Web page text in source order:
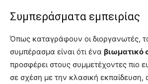
Συμπεράσματα εμπειρίας
Όπως καταγράφουν οι διοργανωτές,
συμπέρασμα είναι ότι ένα βιωματικό
προσφέρει στους συμμετέχοντες πιο
σε σχέση με την κλασική εκπαίδευση,